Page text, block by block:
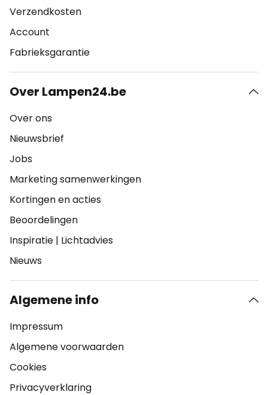
Verzendkosten
Account
Fabrieksgarantie
Over Lampen24.be
Over ons
Nieuwsbrief
Jobs
Marketing samenwerkingen
Kortingen en acties
Beoordelingen
Inspiratie | Lichtadvies
Nieuws
Algemene info
Impressum
Algemene voorwaarden
Cookies
Privacyverklaring